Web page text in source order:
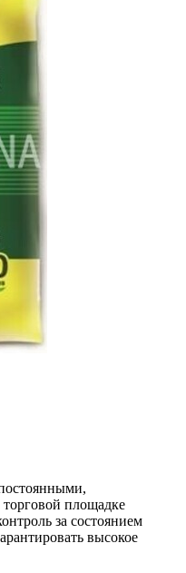
площадке
за состоянием
высокое